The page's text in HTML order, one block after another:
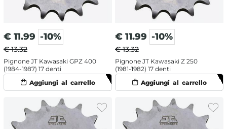
€ 11.99 -10%
€ 13.32
Pignone JT Kawasaki GPZ 400
(1984-1987) 17 denti
€ 11.99 -10%
€ 13.32
Pignone JT Kawasaki Z 250
(1981-1982) 17 denti